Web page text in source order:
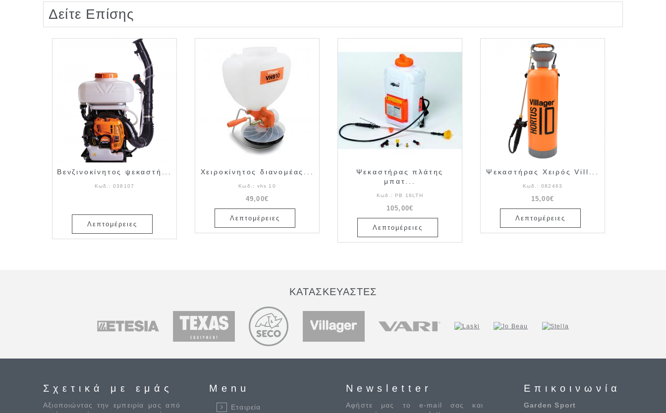
Δείτε Επίσης
Βενζινοκίνητος ψεκαστή...
Κωδ.: 038107
Λεπτομέρειες
Χειροκίνητος διανομέας...
Κωδ.: vhs 10
49,00€
Λεπτομέρειες
Ψεκαστήρας πλάτης
μπατ...
Κωδ.: PB 16LTH
105,00€
Λεπτομέρειες
Ψεκαστήρας Χειρός Vill...
Κωδ.: 082463
15,00€
Λεπτομέρειες
ΚΑΤΑΣΚΕΥΑΣΤΕΣ
Σχετικά με εμάς
Αξιοποιώντας την εμπειρία μας από
Menu
Εταιρεία
Newsletter
Αφήστε μας το e-mail σας και
Επικοινωνία
Garden Sport